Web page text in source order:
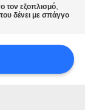
τον εξοπλισμό,
δένει με σπάγγο